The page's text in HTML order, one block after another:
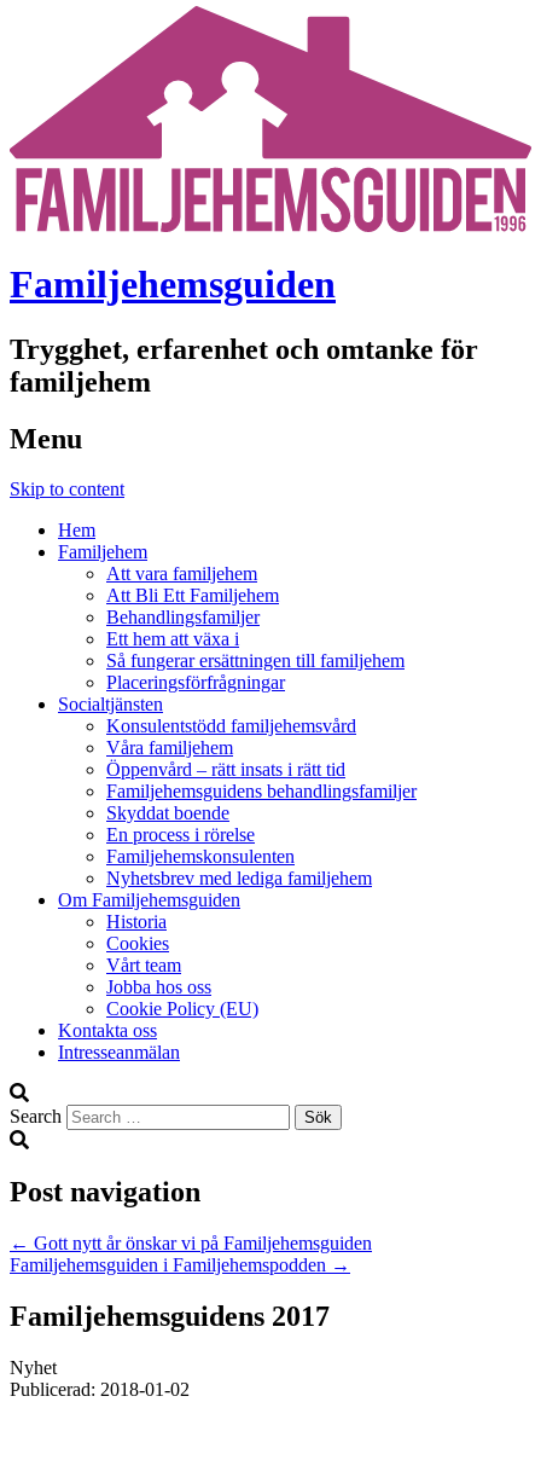
Familjehemsguiden
Trygghet, erfarenhet och omtanke för
familjehem
Menu
Skip to content
Hem
Familjehem
Att vara familjehem
Att Bli Ett Familjehem
Behandlingsfamiljer
Ett hem att växa i
Så fungerar ersättningen till familjehem
Placeringsförfrågningar
Socialtjänsten
Konsulentstödd familjehemsvård
Våra familjehem
Öppenvård – rätt insats i rätt tid
Familjehemsguidens behandlingsfamiljer
Skyddat boende
En process i rörelse
Familjehemskonsulenten
Nyhetsbrev med lediga familjehem
Om Familjehemsguiden
Historia
Cookies
Vårt team
Jobba hos oss
Cookie Policy (EU)
Kontakta oss
Intresseanmälan
Search
Post navigation
← Gott nytt år önskar vi på Familjehemsguiden
Familjehemsguiden i Familjehemspodden →
Familjehemsguidens 2017
Nyhet
Publicerad: 2018-01-02